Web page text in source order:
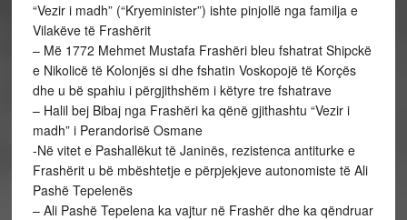
“Vezir i madh” (“Kryeminister”) ishte pinjollë nga familja e
Vilakëve të Frashërit
– Më 1772 Mehmet Mustafa Frashëri bleu fshatrat Shipckë
e Nikolicë të Kolonjës si dhe fshatin Voskopojë të Korçës
dhe u bë spahiu i përgjithshëm i këtyre tre fshatrave
– Halil bej Bibaj nga Frashëri ka qënë gjithashtu “Vezir i
madh” i Perandorisë Osmane
-Në vitet e Pashallëkut të Janinës, rezistenca antiturke e
Frashërit u bë mbështetje e përpjekjeve autonomiste të Ali
Pashë Tepelenës
– Ali Pashë Tepelena ka vajtur në Frashër dhe ka qëndruar